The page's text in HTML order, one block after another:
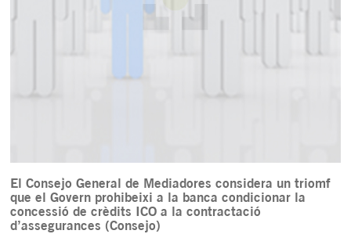
El Consejo General de Mediadores considera un triomf
que el Govern prohibeixi a la banca condicionar la
concessió de crèdits ICO a la contractació
d’assegurances (Consejo)